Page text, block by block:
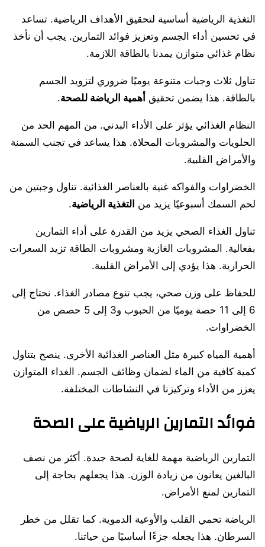
التغذية الرياضية أساسية لتحقيق الأهداف الرياضية. تساعد
في تحسين أداء الجسم وتعزيز فوائد التمارين. يجب أن نأخذ
نظام غذائي متوازن يمدنا بالطاقة اللازمة.
تناول ثلاث وجبات متنوعة يوميًا ضروري لتزويد الجسم
بالطاقة. هذا يضمن تحقيق أهمية الرياضة للصحة.
النظام الغذائي يؤثر على الأداء البدني. من المهم الحد من
الحلويات والمشروبات المحلاة. هذا يساعد في تجنب السمنة
والأمراض القلبية.
الخضراوات والفواكه غنية بالعناصر الغذائية. تناول وجبتين من
لحم السمك أسبوعيًا يزيد من التغذية الرياضية.
تناول الغذاء الصحي يزيد من القدرة على أداء التمارين
بفعالية. المشروبات الغازية ومشروبات الطاقة تزيد السعرات
الحرارية. هذا يؤدي إلى الأمراض القلبية.
للحفاظ على وزن صحي، يجب تنوع مصادر الغذاء. نحتاج إلى
6 إلى 11 حصة يوميًا من الحبوب و3 إلى 5 حصص من
الخضراوات.
أهمية المياه كبيرة مثل العناصر الغذائية الأخرى. ينصح بتناول
كمية كافية من الماء لضمان وظائف الجسم. الغداء المتوازن
يعزز من الأداء وتركيزنا في النشاطات المختلفة.
فوائد التمارين الرياضية على الصحة
التمارين الرياضية مهمة للغاية لصحة جيدة. أكثر من نصف
البالغين يعانون من زيادة الوزن. هذا يجعلهم بحاجة إلى
التمارين لمنع الأمراض.
الرياضة تحمي القلب والأوعية الدموية. كما تقلل من خطر
السرطان. هذا يجعله جزءًا أساسيًا من حياتنا.